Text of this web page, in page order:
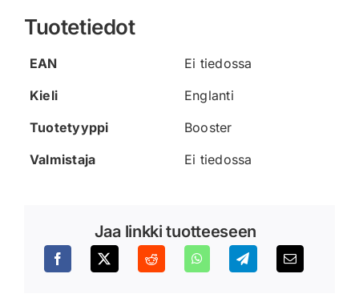
Tuotetiedot
EAN
Ei tiedossa
Kieli
Englanti
Tuotetyyppi
Booster
Valmistaja
Ei tiedossa
Jaa linkki tuotteeseen